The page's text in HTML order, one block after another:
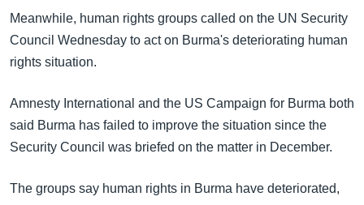
စာမျက်နှာ
သို့
ကျော်
ရန်
ရှာဖွေ
ရန်
သို့
ဗွီအိုအေ လူမှုကွန်ယက်များ
ဘာသာစကားများ
Meanwhile, human rights groups called on the UN Security
Council Wednesday to act on Burma's deteriorating human
rights situation.
Amnesty International and the US Campaign for Burma both
said Burma has failed to improve the situation since the
Security Council was briefed on the matter in December.
The groups say human rights in Burma have deteriorated,